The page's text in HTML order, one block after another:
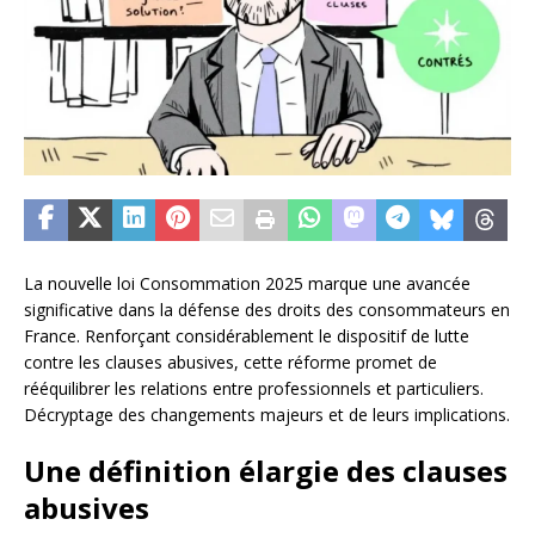
La nouvelle loi Consommation 2025 marque une avancée
significative dans la défense des droits des consommateurs en
France. Renforçant considérablement le dispositif de lutte
contre les clauses abusives, cette réforme promet de
rééquilibrer les relations entre professionnels et particuliers.
Décryptage des changements majeurs et de leurs implications.
Une définition élargie des clauses
abusives